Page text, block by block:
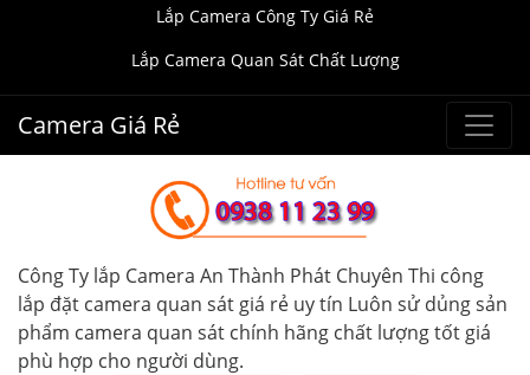
Lắp Camera Công Ty Giá Rẻ
Lắp Camera Quan Sát Chất Lượng
Camera Giá Rẻ
Công Ty lắp Camera An Thành Phát Chuyên Thi công
lắp đặt camera quan sát giá rẻ uy tín Luôn sử dủng sản
phẩm camera quan sát chính hãng chất lượng tốt giá
phù hợp cho người dùng.